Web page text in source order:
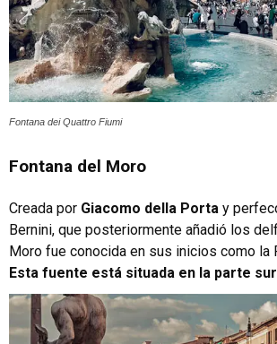
Fontana dei Quattro Fiumi
Fontana del Moro
Creada por Giacomo della Porta y
Bernini, que posteriormente añadió los
Moro fue conocida en sus inicios como la
Esta fuente está situada en la parte